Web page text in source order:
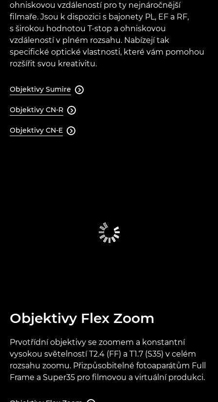
ohniskovou vzdáleností pro ty nejnáročnější
filmaře. Jsou k dispozici s bajonety PL, EF a RF,
s širokou hodnotou T-stop a ohniskovou
vzdáleností v plném rozsahu. Nabízejí tak
specifické optické vlastnosti, které vám pomohou
rozšířit svou kreativitu.
Objektivy Sumire 
Objektivy CN-R 
Objektivy CN-E 
Objektivy Flex Zoom
Prvotřídní objektivy se zoomem a konstantní
vysokou světelností T2.4 (FF) a T1.7 (S35) v celém
rozsahu zoomu. Přizpůsobitelné fotoaparátům Full
Frame a Super35 pro filmovou a virtuální produkci.